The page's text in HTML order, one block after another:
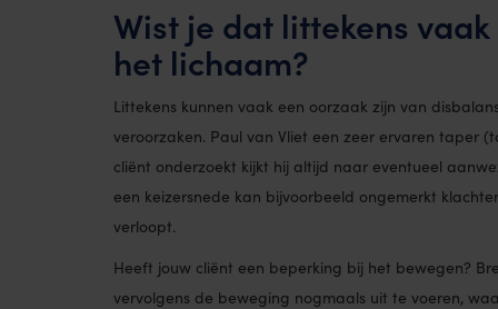
Wist je dat littekens
het lichaam?
Littekens kunnen vaak een oorzaak zijn van
veroorzaken. Paul van Vliet een zeer ervaren taper
cliënt onderzoekt kijkt hij altijd naar eventueel
een keizersnede kan bijvoorbeeld ongemerkt
verloopt.
Heeft jouw cliënt een beperking bij het bewegen?
vervolgens de beweging nogmaals uit te voeren,